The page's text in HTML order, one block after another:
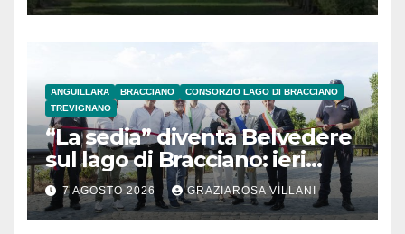
ANGUILLARA BRACCIANO
CONSORZIO LAGO DI BRACCIANO
TREVIGNANO
“La sedia” diventa Belvedere
sul lago di Bracciano: ieri
l’inaugurazione
7 AGOSTO 2026 GRAZIAROSA VILLANI